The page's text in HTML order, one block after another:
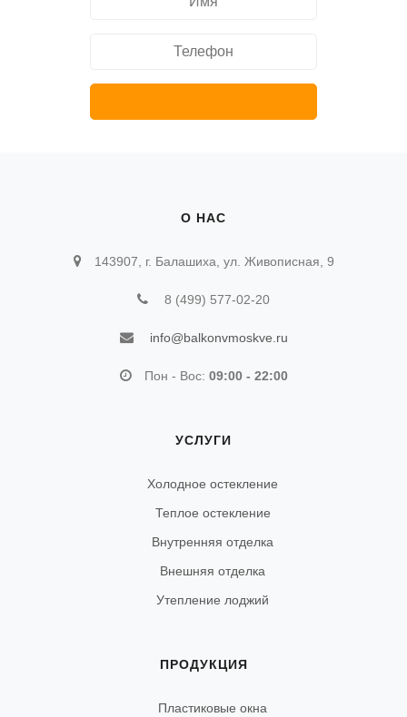
О НАС
143907, г. Балашиха, ул. Живописная, 9
8 (499) 577-02-20
info@balkonvmoskve.ru
Пон - Вос: 09:00 - 22:00
УСЛУГИ
Холодное остекление
Теплое остекление
Внутренняя отделка
Внешняя отделка
Утепление лоджий
ПРОДУКЦИЯ
Пластиковые окна